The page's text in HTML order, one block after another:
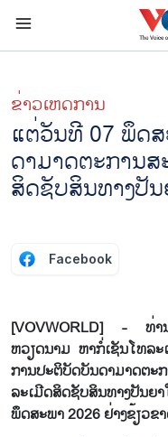
ຂ່າວເຫດການ
ແຕ່ວັນທີ 07 ພຶດ
ດາມາດຕະການ
ສິດຊັບສິນທາງປັ
Facebook
[VOVWORLD] - ທ່
ຫວຽດນາມ ຫາກໍ່ເຊັນໂທລ
ການປະຕິບັດບັນດາມາດ
ລະເມີດສິດຊັບສິນທາງປັນ
ພຶດສະພາ 2026 ຢ່າງຂ້ຽວຂ